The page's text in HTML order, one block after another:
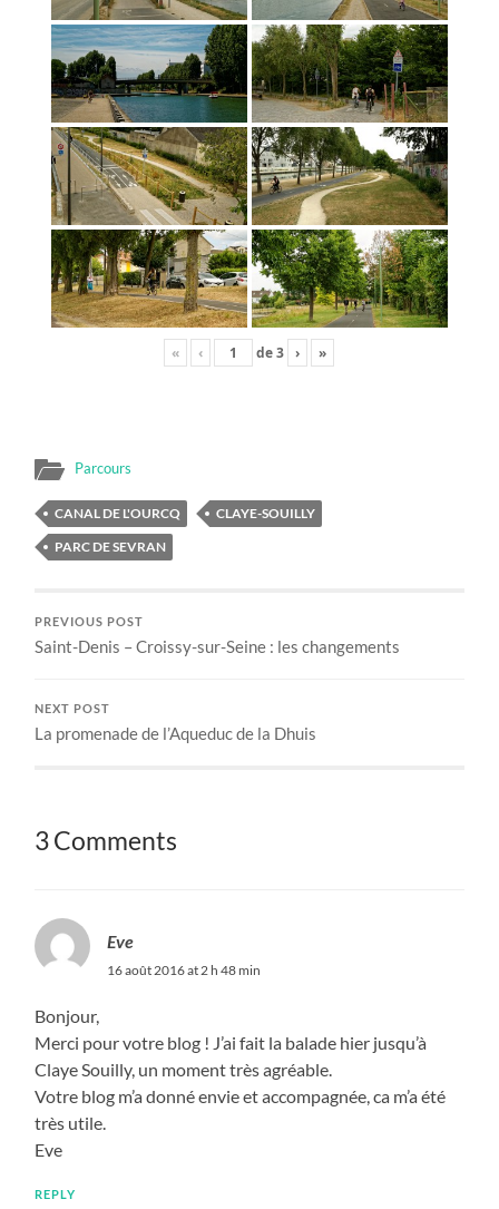
« ‹ de3 › »
Parcours
CANAL DE L'OURCQ
CLAYE-SOUILLY
PARC DE SEVRAN
PREVIOUS POST
Saint-Denis – Croissy-sur-Seine : les changements
NEXT POST
La promenade de l’Aqueduc de la Dhuis
3 Comments
Eve
16 août 2016 at 2 h 48 min
Bonjour,
Merci pour votre blog ! J’ai fait la balade hier jusqu’à
Claye Souilly, un moment très agréable.
Votre blog m’a donné envie et accompagnée, ca m’a été
très utile.
Eve
REPLY